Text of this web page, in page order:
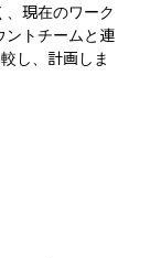
現在のワーク
ントチームと連
し、計画しま